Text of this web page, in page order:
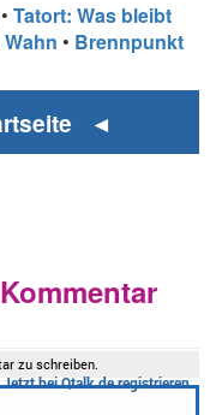
•Tatort: Was bleibt
• Brennpunkt
◄